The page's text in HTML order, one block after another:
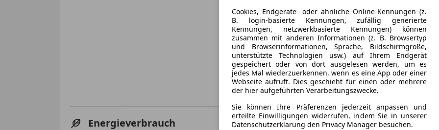
Energieverbrauch Kraftstoff Benzin
Cookies, Endgeräte- oder ähnliche Online-Kennungen (z.
B. login-basierte Kennungen, zufällig generierte
Kennungen, netzwerkbasierte Kennungen) können
zusammen mit anderen Informationen (z. B. Browsertyp
und Browserinformationen, Sprache, Bildschirmgröße,
unterstützte Technologien usw.) auf Ihrem Endgerät
gespeichert oder von dort ausgelesen werden, um es
jedes Mal wiederzuerkennen, wenn es eine App oder einer
Webseite aufruft. Dies geschieht für einen oder mehrere
der hier aufgeführten Verarbeitungszwecke.
Sie können Ihre Präferenzen jederzeit anpassen und
erteilte Einwilligungen widerrufen, indem Sie in unserer
Datenschutzerklärung den Privacy Manager besuchen.